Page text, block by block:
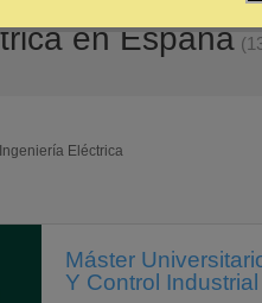
en España
Ingeniería Eléctrica
Máster
Y Control